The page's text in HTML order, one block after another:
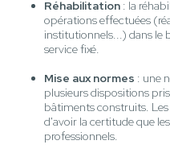
Réhabilitation : la
opérations effectuées
institutionnels...) dans le
service fixé.
Mise aux normes : une
plusieurs dispositions
bâtiments construits.
d'avoir la certitude que
professionnels.